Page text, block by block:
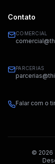
Contato
COMERCIAL
PARCERIAS
Falar com o
© 2026